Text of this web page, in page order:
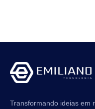
Transformando ideias em